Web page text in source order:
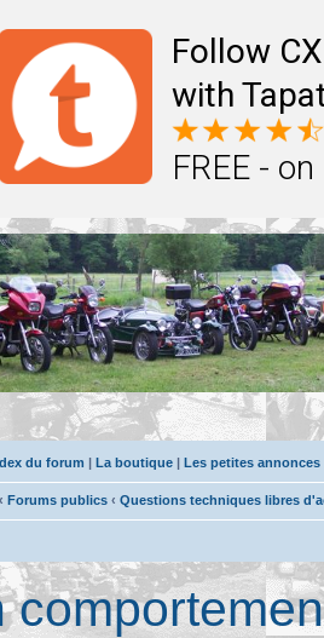
Follow
with
FREE -
du forum | La boutique | Les petites
‹ Forums publics ‹ Questions techniques libres